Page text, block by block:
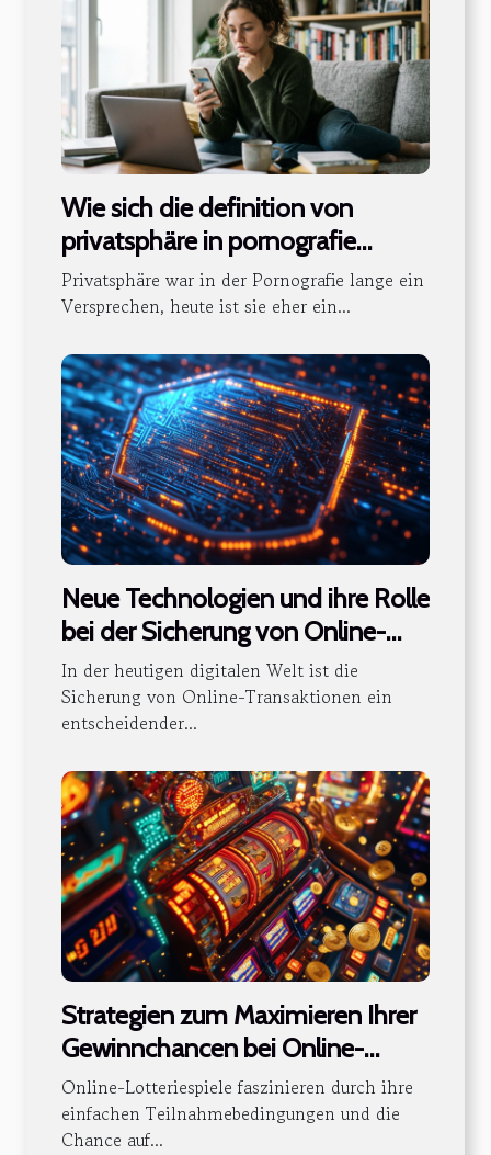
Wie sich die definition von
privatsphäre in pornografie
verändert
Privatsphäre war in der Pornografie lange ein
Versprechen, heute ist sie eher ein...
Neue Technologien und ihre Rolle
bei der Sicherung von Online-
Transaktionen
In der heutigen digitalen Welt ist die
Sicherung von Online-Transaktionen ein
entscheidender...
Strategien zum Maximieren Ihrer
Gewinnchancen bei Online-
Lotteriespielen
Online-Lotteriespiele faszinieren durch ihre
einfachen Teilnahmebedingungen und die
Chance auf...